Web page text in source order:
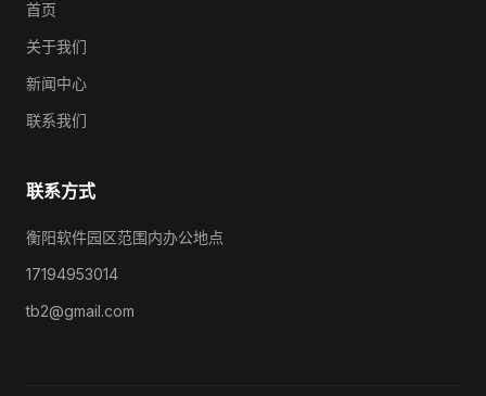
首页
关于我们
新闻中心
联系我们
联系方式
衡阳软件园区范围内办公地点
17194953014
tb2@gmail.com